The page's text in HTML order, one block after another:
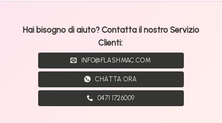
Hai bisogno di aiuto? Contatta il nostro Servizio
Clienti:
INFO@FLASHMAC.COM
CHATTA ORA
0471 1726009